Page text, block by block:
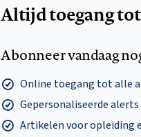
Altijd toegang
Abonneer vandaag
Online toegang tot alle
Gepersonaliseerde
Artikelen voor opleiding